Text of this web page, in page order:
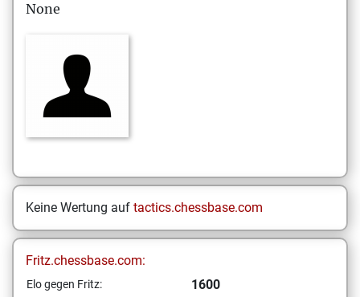
None
Keine Wertung auf tactics.chessbase.com
Fritz.chessbase.com:
Elo gegen Fritz: 1600